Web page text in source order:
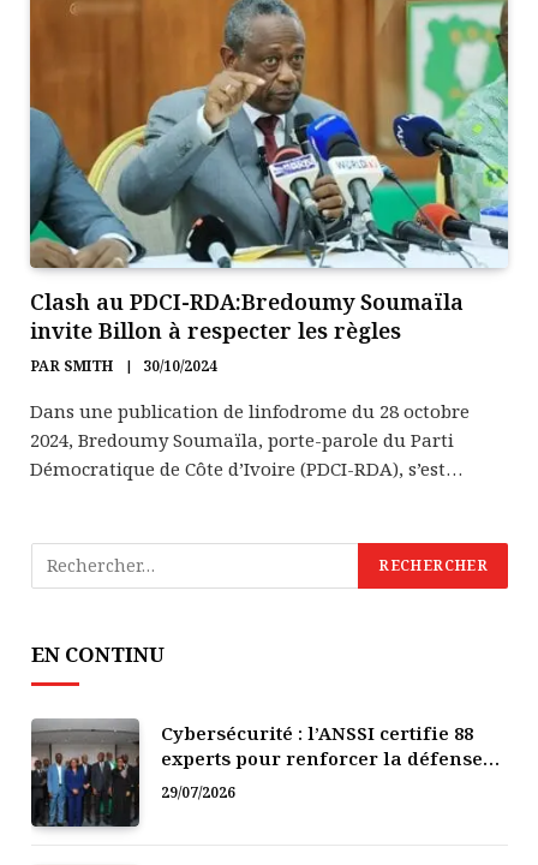
Clash au PDCI-RDA:Bredoumy Soumaïla
invite Billon à respecter les règles
PAR SMITH 30/10/2024
Dans une publication de linfodrome du 28 octobre
2024, Bredoumy Soumaïla, porte-parole du Parti
Démocratique de Côte d’Ivoire (PDCI-RDA), s’est…
EN CONTINU
Cybersécurité : l’ANSSI certifie 88
experts pour renforcer la défense
numérique de la Côte d’Ivoire
29/07/2026